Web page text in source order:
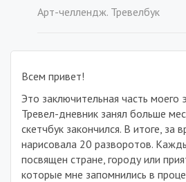
Арт-челлендж. Тревелбук
Всем привет!
Это заключительная часть моего
Тревел-дневник занял больше
скетчбук закончился. В итоге, за
нарисовала 20 разворотов.
посвящен стране, городу или
которые мне запомнились в